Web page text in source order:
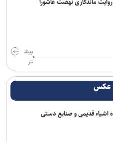
نمایشگاه کتاب تهران
اسلامی و دفاع مقدس
تجربی برای مستندسازی بود
در پخش «سلمان فارسی» در سال
بیش
تر
عکس
اشیاء قدیمی و صنایع دستی